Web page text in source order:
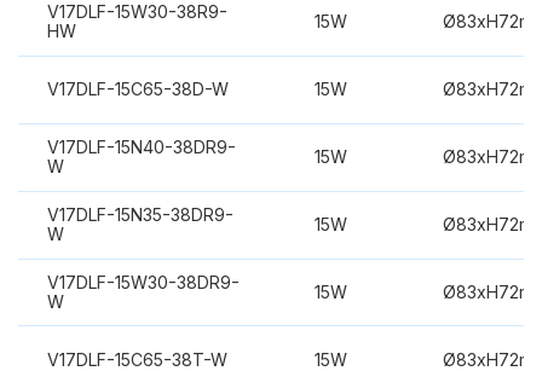
V17DLF-15W30-38R9-
HW
15W
V17DLF-15C65-38D-W 15W
V17DLF-15N40-38DR9-
W
15W
V17DLF-15N35-38DR9-
W
15W
V17DLF-15W30-38DR9-
W
15W
V17DLF-15C65-38T-W 15W